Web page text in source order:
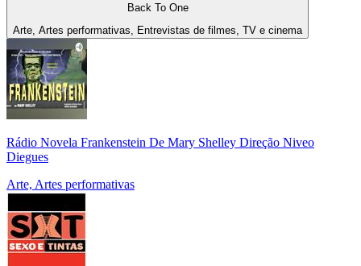
Back To One
Arte, Artes performativas, Entrevistas de filmes, TV e cinema
Rádio Novela Frankenstein De Mary Shelley Direção Niveo
Diegues
Arte, Artes performativas